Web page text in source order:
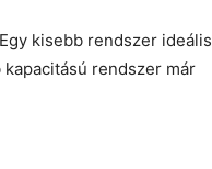
kisebb rendszer ideális
rendszer már